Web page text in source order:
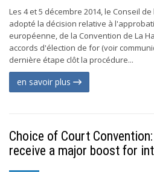
Les 4 et 5 décembre 2014, le Conseil
adopté la décision relative à
européenne, de la Convention de La
accords d'élection de for (voir
dernière étape clôt la procédure...
en savoir plus
Choice of Court
receive a major boost for